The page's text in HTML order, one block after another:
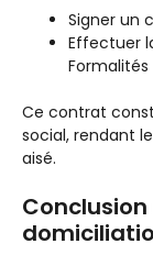
Signer un
Effectuer
Formalités
Ce contrat
social, rendant
aisé.